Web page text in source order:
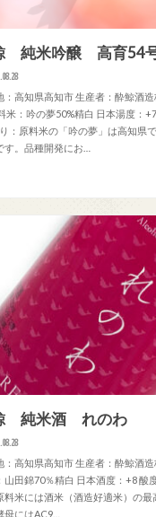
純米吟醸 高育54
：高知県高知市 生産者：酔鯨酒
米：吟の夢50%精白 日本湯度：
：原料米の「吟の夢」は高知県
す。品種開発にお…
純米酒 れのわ
：高知県高知市 生産者：酔鯨酒
山田錦70％精白 日本酒度：+8 酸
料米には酒米（酒造好適米）の
母にはAC9…